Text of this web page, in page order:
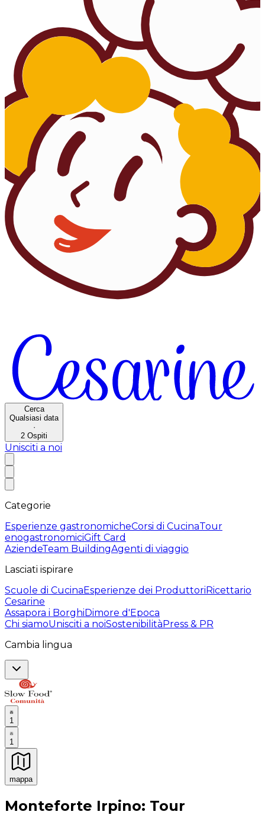
Cerca
Qualsiasi data
·
2 Ospiti
Unisciti a noi
Categorie
Esperienze gastronomicheCorsi di CucinaTour
enogastronomiciGift Card
AziendeTeam BuildingAgenti di viaggio
Lasciati ispirare
Scuole di CucinaEsperienze dei ProduttoriRicettario
Cesarine
Assapora i BorghiDimore d'Epoca
Chi siamoUnisciti a noiSostenibilitàPress & PR
Cambia lingua
1
1
mappa
Esperienze culinarie indimenticabili: Esperienze
Monteforte Irpino: Tour